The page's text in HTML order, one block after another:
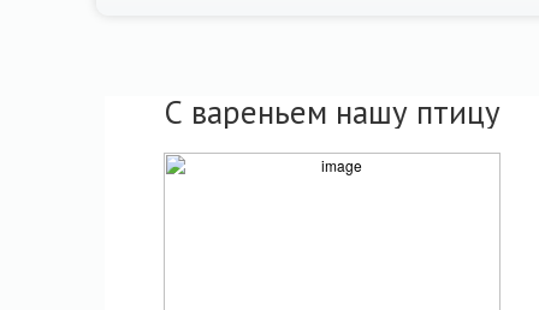
С вареньем нашу птицу